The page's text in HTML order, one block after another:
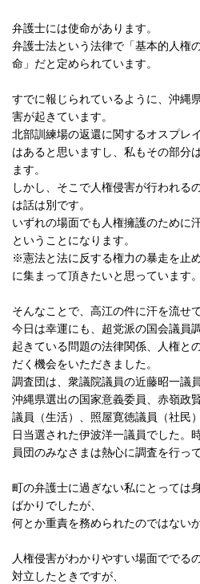
弁護士には使命があります。
弁護士法という法律で「基本的人権
命」だと定められています。
すでに報じられているように、沖縄
害が起きています。
北部訓練場の返還に関するオスプレ
はあると思いますし、私もその部分
ます。
しかし、そこで人権侵害が行われる
は話は別です。
いずれの場面でも人権擁護のために
ということになります。
※憲法と法に反する権力の暴走を止
に集まって頂きたいと思っています。
そんなことで、高江の件に汗を流せ
今日は幸運にも、超党派の国会議員
起きている問題の法律関係、人権と
だく機会をいただきました。
調査団は、衆議院議員の近藤昭一議
沖縄県選出の国家意義委員、赤嶺政
議員（生活）、照屋寛徳議員（社民
日当選された伊波洋一議員でした。
員団のみなさまは熱心に調査を行っ
町の弁護士に過ぎない私にとっては
ばかりでしたが、
何とか重責を務められたのではない
人権侵害がわかりやすい場面ででる
対立したときですが、